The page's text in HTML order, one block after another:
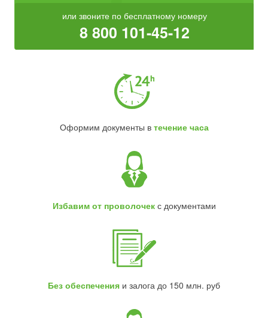
или звоните по бесплатному номеру
8 800 101-45-12
Оформим документы в течение часа
Избавим от проволочекс документами
Без обеспечения и залога до 150 млн. руб